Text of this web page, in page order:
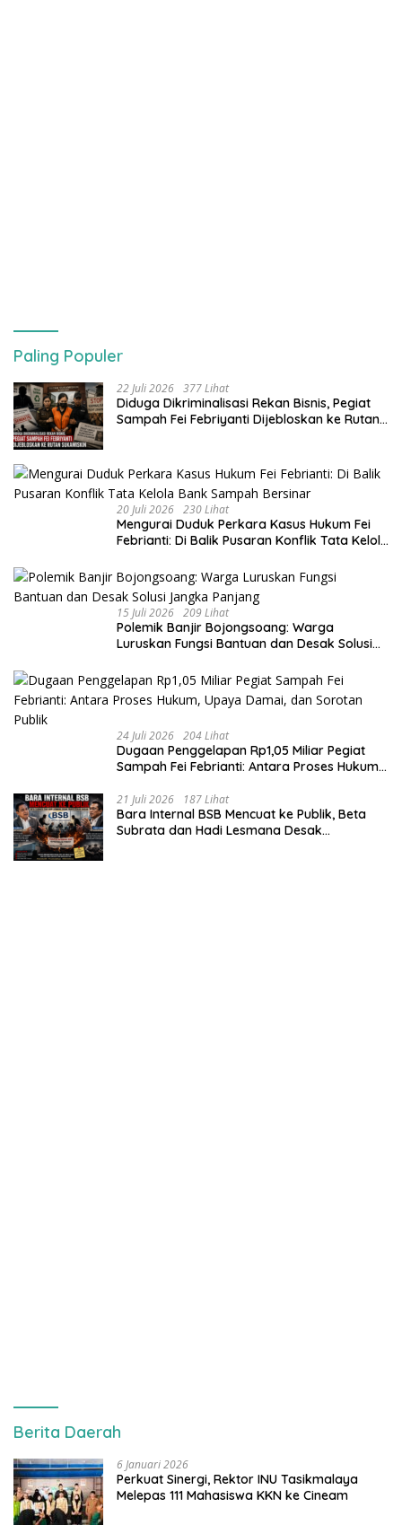
Paling Populer
22 Juli 2026 377 Lihat
Diduga Dikriminalisasi Rekan Bisnis, Pegiat
Sampah Fei Febriyanti Dijebloskan ke Rutan
20 Juli 2026 230 Lihat
​Mengurai Duduk Perkara Kasus Hukum Fei
Febrianti: Di Balik Pusaran Konflik Tata Kelola
15 Juli 2026 209 Lihat
Polemik Banjir Bojongsoang: Warga
Luruskan Fungsi Bantuan dan Desak Solusi
24 Juli 2026 204 Lihat
Dugaan Penggelapan Rp1,05 Miliar Pegiat
Sampah Fei Febrianti: Antara Proses Hukum,
21 Juli 2026 187 Lihat
Bara Internal BSB Mencuat ke Publik, Beta
Subrata dan Hadi Lesmana Desak
Berita Daerah
6 Januari 2026
Perkuat Sinergi, Rektor INU Tasikmalaya
Melepas 111 Mahasiswa KKN ke Cineam